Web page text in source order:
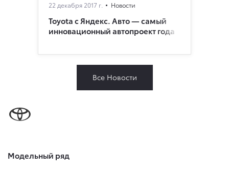
22 декабря 2017 г. Новости
Toyota с Яндекс. Авто — самый
инновационный автопроект года
Все Новости
Модельный ряд